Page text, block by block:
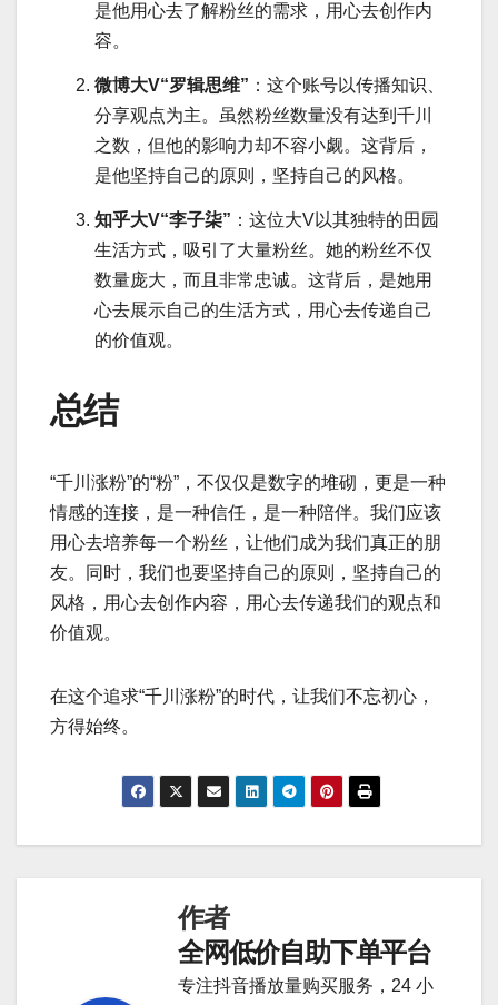
是他用心去了解粉丝的需求，用心去创作内
容。
微博大V“罗辑思维” ：这个账号以传播知识、
分享观点为主。虽然粉丝数量没有达到千川
之数，但他的影响力却不容小觑。这背后，
是他坚持自己的原则，坚持自己的风格。
知乎大V“李子柒” ：这位大V以其独特的田园
生活方式，吸引了大量粉丝。她的粉丝不仅
数量庞大，而且非常忠诚。这背后，是她用
心去展示自己的生活方式，用心去传递自己
的价值观。
总结
“千川涨粉”的“粉”，不仅仅是数字的堆砌，更是一种
情感的连接，是一种信任，是一种陪伴。我们应该
用心去培养每一个粉丝，让他们成为我们真正的朋
友。同时，我们也要坚持自己的原则，坚持自己的
风格，用心去创作内容，用心去传递我们的观点和
价值观。
在这个追求“千川涨粉”的时代，让我们不忘初心，
方得始终。
作者
全网低价自助下单平台
专注抖音播放量购买服务，24 小